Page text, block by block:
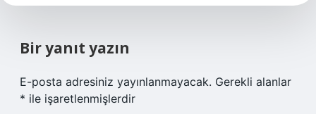
Bir yanıt yazın
E-posta adresiniz yayınlanmayacak. Gerekli alanlar
* ile işaretlenmişlerdir